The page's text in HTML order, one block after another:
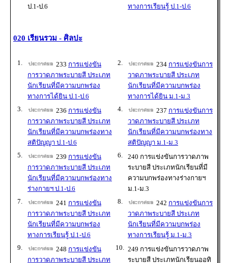
ป.1-ป.6
ทางการเรียนรู้ ป.1-ป.6
020 เรียนรวม - ศิลปะ
1. 233 การแข่งขัน
การวาดภาพระบายสี ประเภท
นักเรียนที่มีความบกพร่อง
ทางการได้ยิน ป.1-ป.6
2. 234 การแข่งขันการ
วาดภาพระบายสี ประเภท
นักเรียนที่มีความบกพร่อง
ทางการได้ยิน ม.1-ม.3
3.
236 การแข่งขัน
การวาดภาพระบายสี ประเภท
นักเรียนที่มีความบกพร่องทาง
สติปัญญา ป.1-ป.6
4. 237 การแข่งขันการ
วาดภาพระบายสี ประเภท
นักเรียนที่มีความบกพร่องทาง
สติปัญญา ม.1-ม.3
5.
239 การแข่งขัน
การวาดภาพระบายสี ประเภท
นักเรียนที่มีความบกพร่องทาง
ร่างกายฯ ป.1-ป.6
6.
240 การแข่งขันการวาดภาพ
ระบายสี ประเภทนักเรียนที่มี
ความบกพร่องทางร่างกายฯ
ม.1-ม.3
7.
241 การแข่งขัน
การวาดภาพระบายสี ประเภท
นักเรียนที่มีความบกพร่อง
ทางการเรียนรู้ ป.1-ป.6
8. 242 การแข่งขันการ
วาดภาพระบายสี ประเภท
นักเรียนที่มีความบกพร่อง
ทางการเรียนรู้ ม.1-ม.3
9.
248 การแข่งขัน
การวาดภาพระบายสี ประเภท
10.
249 การแข่งขันการวาดภาพ
ระบายสี ประเภทนักเรียนออทิ